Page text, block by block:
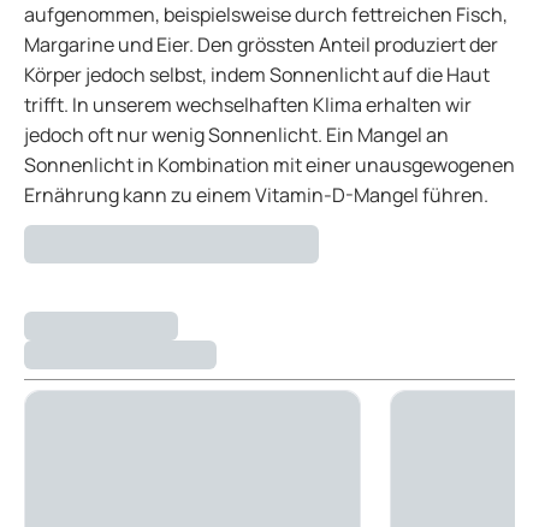
aufgenommen, beispielsweise durch fettreichen Fisch,
Margarine und Eier. Den grössten Anteil produziert der
Körper jedoch selbst, indem Sonnenlicht auf die Haut
trifft. In unserem wechselhaften Klima erhalten wir
jedoch oft nur wenig Sonnenlicht. Ein Mangel an
Sonnenlicht in Kombination mit einer unausgewogenen
Ernährung kann zu einem Vitamin-D-Mangel führen.